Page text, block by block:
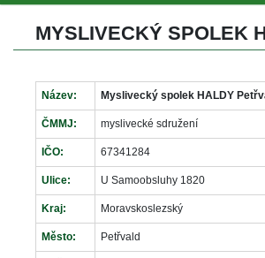
MYSLIVECKÝ SPOLEK
Název: Myslivecký spolek HALDY
ČMMJ: myslivecké sdružení
IČO: 67341284
Ulice: U Samoobsluhy 1820
Kraj: Moravskoslezský
Město: Petřvald